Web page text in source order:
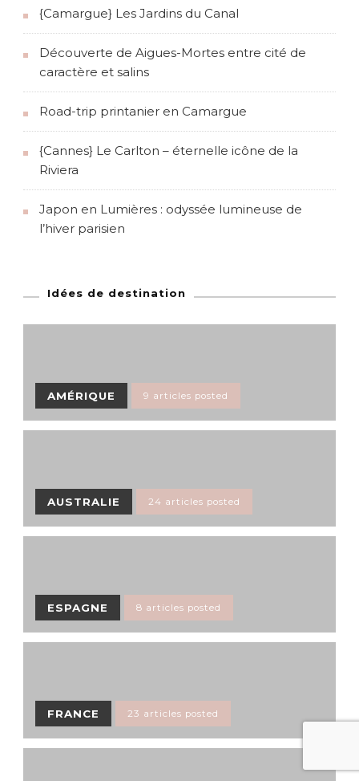
{Camargue} Les Jardins du Canal
Découverte de Aigues-Mortes entre cité de
caractère et salins
Road-trip printanier en Camargue
{Cannes} Le Carlton – éternelle icône de la
Riviera
Japon en Lumières : odyssée lumineuse de
l’hiver parisien
Idées de destination
AMÉRIQUE 9 articles posted
AUSTRALIE 24 articles posted
ESPAGNE 8 articles posted
FRANCE 23 articles posted